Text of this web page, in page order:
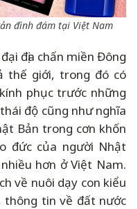
đình đám tại Việt Nam
địa chấn miền Đông
thế giới, trong đó có
phục trước những
độ cũng như nghĩa
Bản trong cơn khốn
đức của người Nhật
hơn ở Việt Nam.
về nuôi dạy con kiểu
thông tin về đất nước